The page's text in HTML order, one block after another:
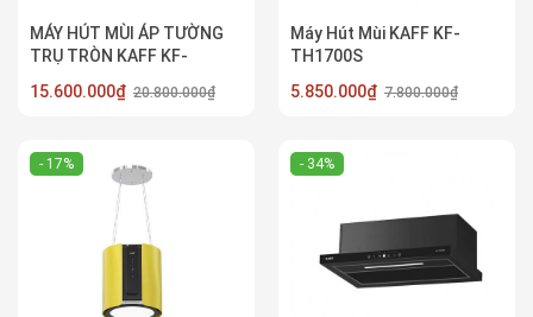
MÁY HÚT MÙI ÁP TƯỜNG
TRỤ TRÒN KAFF KF-
15.600.000₫ 20.800.000₫
Máy Hút Mùi KAFF KF-
TH1700S
5.850.000₫ 7.800.000₫
- 17% - 34%